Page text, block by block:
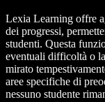
Lexia Learning offre
dei progressi,
studenti. Questa
eventuali difficoltà o
mirato
aree specifiche di
nessuno studente